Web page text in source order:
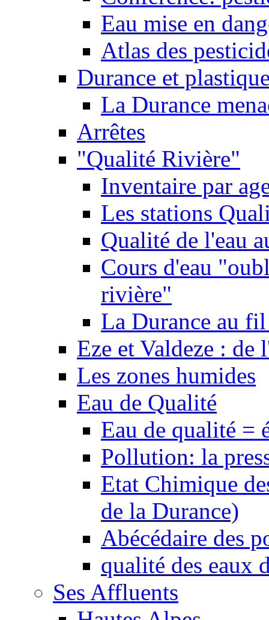
Eau mise en
Atlas des
Durance et
La Durance
Arrêtes
"Qualité Rivière"
Inventaire par
Les stations
Qualité de l'eau
Cours d'eau
rivière"
La Durance au
Eze et Valdeze : de
Les zones humides
Eau de Qualité
Eau de qualité =
Pollution: la
Etat Chimique
de la Durance)
Abécédaire des
qualité des eaux
Ses Affluents